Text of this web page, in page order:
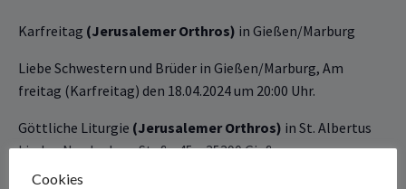
Karfreitag (Jerusalemer Orthros) in Gießen/Marburg‎
Liebe Schwestern und Brüder in Gießen/Marburg‎, Am
freitag (Karfreitag) den 18‏‎.04‏‎.2024 um 20:00 Uhr.
Göttliche ‎‎‎‎Liturgie (Jerusalemer Orthros) in St. Albertus
kirche, Nordanlage Staße 45 – 35390 Gießen .
Cookies